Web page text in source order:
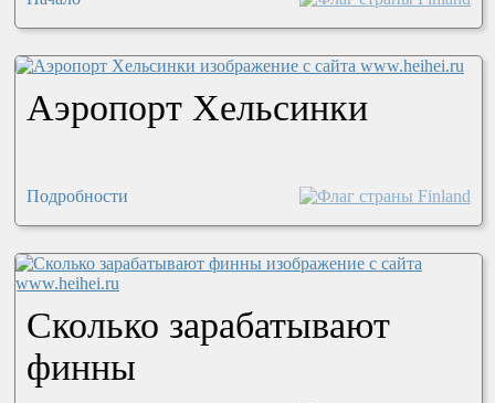
Аэропорт Хельсинки
Подробности
Сколько зарабатывают
финны